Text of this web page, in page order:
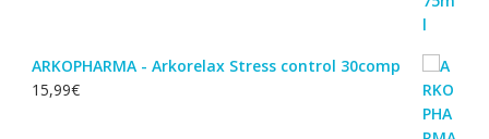
ARKOPHARMA - Arkorelax Stress control 30comp
15,99€